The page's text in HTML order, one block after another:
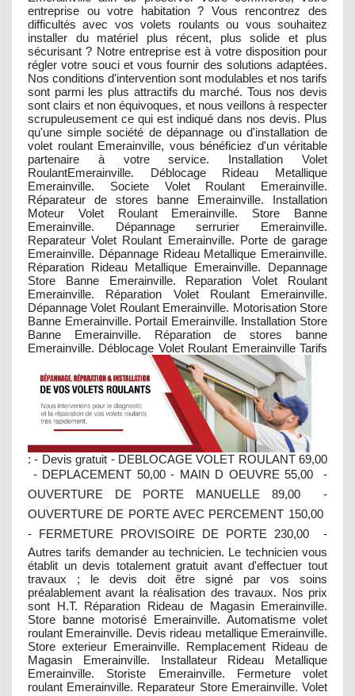
entreprise ou votre habitation ? Vous rencontrez des
difficultés avec vos volets roulants ou vous souhaitez
installer du matériel plus récent, plus solide et plus
sécurisant ? Notre entreprise est à votre disposition pour
régler votre souci et vous fournir des solutions adaptées.
Nos conditions d'intervention sont modulables et nos tarifs
sont parmi les plus attractifs du marché. Tous nos devis
sont clairs et non équivoques, et nous veillons à respecter
scrupuleusement ce qui est indiqué dans nos devis. Plus
qu'une simple société de dépannage ou d'installation de
volet roulant Emerainville, vous bénéficiez d'un véritable
partenaire à votre service. Installation Volet
RoulantEmerainville. Déblocage Rideau Metallique
Emerainville. Societe Volet Roulant Emerainville.
Réparateur de stores banne Emerainville. Installation
Moteur Volet Roulant Emerainville. Store Banne
Emerainville. Dépannage serrurier Emerainville.
Reparateur Volet Roulant Emerainville. Porte de garage
Emerainville. Dépannage Rideau Metallique Emerainville.
Réparation Rideau Metallique Emerainville. Depannage
Store Banne Emerainville. Reparation Volet Roulant
Emerainville. Réparation Volet Roulant Emerainville.
Dépannage Volet Roulant Emerainville. Motorisation Store
Banne Emerainville. Portail Emerainville. Installation Store
Banne Emerainville. Réparation de stores banne
Emerainville. Déblocage Volet Roulant Emerainville Tarifs
: - Devis gratuit - DEBLOCAGE VOLET ROULANT 69,00
 - DEPLACEMENT 50,00 - MAIN D OEUVRE 55,00  -
OUVERTURE DE PORTE MANUELLE 89,00  -
OUVERTURE DE PORTE AVEC PERCEMENT 150,00 
- FERMETURE PROVISOIRE DE PORTE 230,00  -
Autres tarifs demander au technicien. Le technicien vous
établit un devis totalement gratuit avant d'effectuer tout
travaux ; le devis doit être signé par vos soins
préalablement avant la réalisation des travaux. Nos prix
sont H.T. Réparation Rideau de Magasin Emerainville.
Store banne motorisé Emerainville. Automatisme volet
roulant Emerainville. Devis rideau metallique Emerainville.
Store exterieur Emerainville. Remplacement Rideau de
Magasin Emerainville. Installateur Rideau Metallique
Emerainville. Storiste Emerainville. Fermeture volet
roulant Emerainville. Reparateur Store Emerainville. Volet